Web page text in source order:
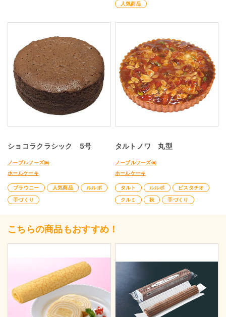
人気商品
ショコラクラシック 5号
ノーブルフーズ㈱
ホールケーキ
ブラウニー 人気商品
ルルポ
手づくり
タルトノワ 丸型
ノーブルフーズ㈱
ホールケーキ
タルト ルルポ
ピスタチオ
クルミ
秋 手づくり
こちらの商品もおすすめ！